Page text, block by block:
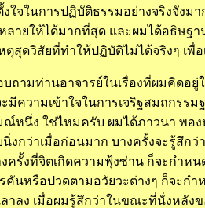
ใจในการปฏิบัติธรรมอย่างจริงจัง
ลายให้ได้มากที่สุด และผมได้อธิษฐ
หตุสุดวิสัยที่ทำให้ปฏิบัติไม่ได้จริงๆ เ
ถามท่านอาจารย์ในเรื่องที่ผมคิดอ
ความเข้าใจในการเจริฐสมถกรร
หนึ่ง ใช่ไหมครับ ผมได้ภาวนา พอ
งกว่าเมื่อก่อนมาก บางครั้งจะรู้สึก
ครั้งที่จิตเกิดความฟุ้งซ่าน ก็จะกำห
นหรือปวดตามอวัยวะต่างๆ ก็จะก
าลง เมื่อผมรู้สึกว่าในขณะที่นั่งหลัง